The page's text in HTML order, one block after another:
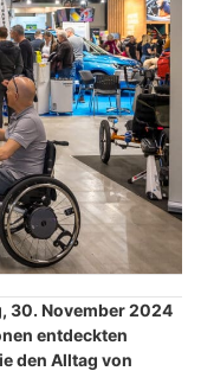
30. November 2024
entdeckten
den Alltag von